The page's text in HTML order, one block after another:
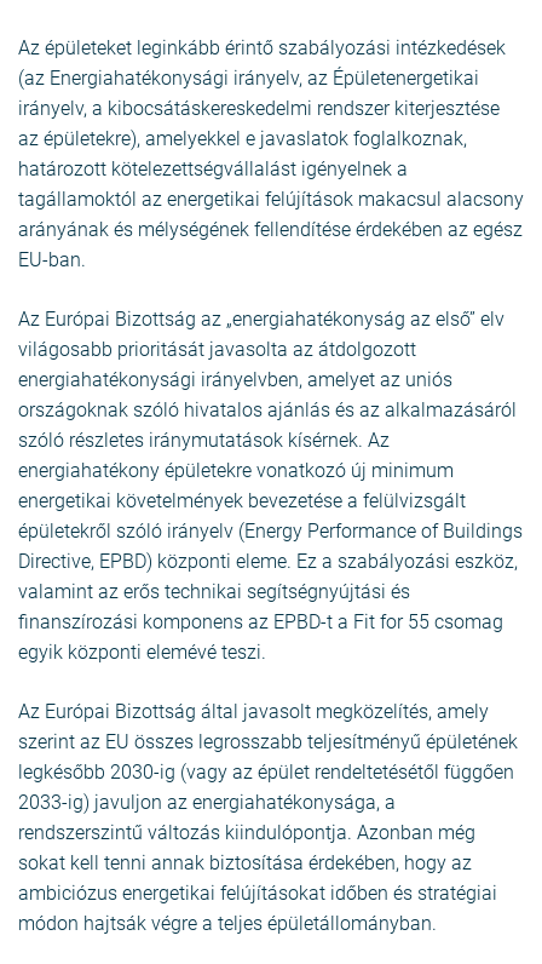
Az épületeket leginkább érintő szabályozási intézkedések
(az Energiahatékonysági irányelv, az Épületenergetikai
irányelv, a kibocsátáskereskedelmi rendszer kiterjesztése
az épületekre), amelyekkel e javaslatok foglalkoznak,
határozott kötelezettségvállalást igényelnek a
tagállamoktól az energetikai felújítások makacsul alacsony
arányának és mélységének fellendítése érdekében az egész
EU-ban.
Az Európai Bizottság az „energiahatékonyság az első” elv
világosabb prioritását javasolta az átdolgozott
energiahatékonysági irányelvben, amelyet az uniós
országoknak szóló hivatalos ajánlás és az alkalmazásáról
szóló részletes iránymutatások kísérnek. Az
energiahatékony épületekre vonatkozó új minimum
energetikai követelmények bevezetése a felülvizsgált
épületekről szóló irányelv (Energy Performance of Buildings
Directive, EPBD) központi eleme. Ez a szabályozási eszköz,
valamint az erős technikai segítségnyújtási és
finanszírozási komponens az EPBD-t a Fit for 55 csomag
egyik központi elemévé teszi.
Az Európai Bizottság által javasolt megközelítés, amely
szerint az EU összes legrosszabb teljesítményű épületének
legkésőbb 2030-ig (vagy az épület rendeltetésétől függően
2033-ig) javuljon az energiahatékonysága, a
rendszerszintű változás kiindulópontja. Azonban még
sokat kell tenni annak biztosítása érdekében, hogy az
ambiciózus energetikai felújításokat időben és stratégiai
módon hajtsák végre a teljes épületállományban.